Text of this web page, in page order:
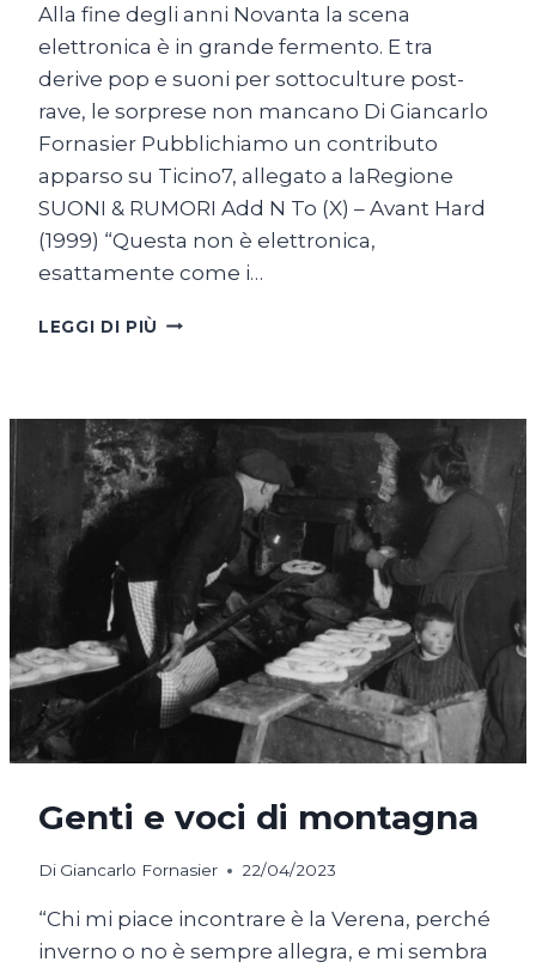
Alla fine degli anni Novanta la scena
elettronica è in grande fermento. E tra
derive pop e suoni per sottoculture post-
rave, le sorprese non mancano Di Giancarlo
Fornasier Pubblichiamo un contributo
apparso su Ticino7, allegato a laRegione
SUONI & RUMORI Add N To (X) – Avant Hard
(1999) “Questa non è elettronica,
esattamente come i…
LEGGI DI PIÙ IL
(PRIMA
DELL’INTELLIGENZA
ARTIFICIALE)
Genti e voci di montagna
Di Giancarlo Fornasier 22/04/2023
“Chi mi piace incontrare è la Verena, perché
inverno o no è sempre allegra, e mi sembra